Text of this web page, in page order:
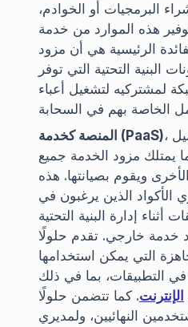
البرمجيات أو الخوادم،
هذه الموارد من خدمة
الرئيسية هي أن مزود
البنية التحتية التي توفر
لمشتركيه لتشغيل أعباء
المنصة كخدمة (PaaS)، في هذا النموذج، يدير العميل
يمتلك مزود الخدمة جميع
ويقوم بصيانتها. هذه
الأكواد الذين يرغبون في
أثناء إدارة البنية التحتية
خدمة خارجي. تقدم حلولًا
التي يمكن استخدامها
التطبيقات، بما في ذلك
الإنترنت. كما تتضمن حلولًا
النهائيين، ولمديري